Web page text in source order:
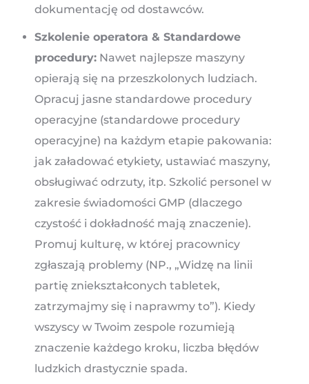
dokumentację od dostawców.
Szkolenie operatora & Standardowe
procedury: Nawet najlepsze maszyny
opierają się na przeszkolonych ludziach.
Opracuj jasne standardowe procedury
operacyjne (standardowe procedury
operacyjne) na każdym etapie pakowania:
jak załadować etykiety, ustawiać maszyny,
obsługiwać odrzuty, itp. Szkolić personel w
zakresie świadomości GMP (dlaczego
czystość i dokładność mają znaczenie).
Promuj kulturę, w której pracownicy
zgłaszają problemy (NP., „Widzę na linii
partię zniekształconych tabletek,
zatrzymajmy się i naprawmy to”). Kiedy
wszyscy w Twoim zespole rozumieją
znaczenie każdego kroku, liczba błędów
ludzkich drastycznie spada.